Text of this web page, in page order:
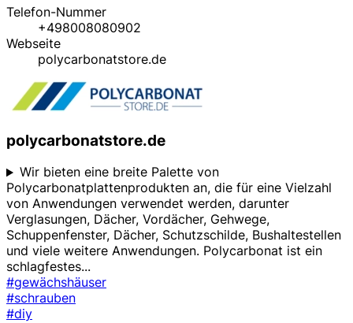
Telefon-Nummer
+498008080902
Webseite
polycarbonatstore.de
polycarbonatstore.de
Wir bieten eine breite Palette von
Polycarbonatplattenprodukten an, die für eine Vielzahl
von Anwendungen verwendet werden, darunter
Verglasungen, Dächer, Vordächer, Gehwege,
Schuppenfenster, Dächer, Schutzschilde, Bushaltestellen
und viele weitere Anwendungen. Polycarbonat ist ein
schlagfestes...
#gewächshäuser
#schrauben
#diy